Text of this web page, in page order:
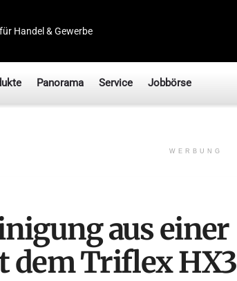
Handel & Gewerbe
Panorama Service Jobbörse
WERBUNG
aus einer
dem Triflex HX3